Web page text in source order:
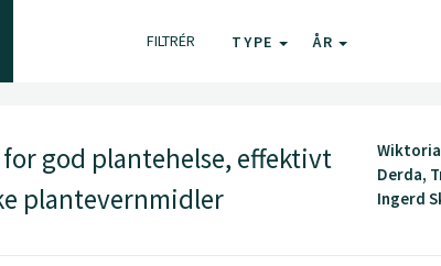
FILTRÉR TYPE ÅR
god plantehelse, effektivt
plantevernmidler
Derda,
Ingerd